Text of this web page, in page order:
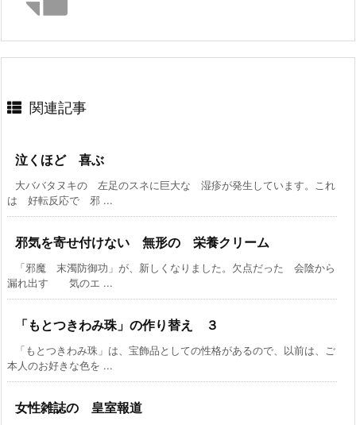
関連記事
泣くほど 喜ぶ
大ババタヌキの 左足のスネに巨大な 湿疹が発生しています。これ
は 好転反応で 邪 ...
邪気を寄せ付けない 無形の 栄養クリーム
「邪魔 末濁防御功」が、新しくなりました。欠点だった 会陰から
漏れ出す 気のエ ...
「もとつきわみ珠」の作り替え ３
「もとつきわみ珠」は、宝飾品としての性格があるので、以前は、ご
本人のお好きな色を ...
女性雑誌の 皇室報道